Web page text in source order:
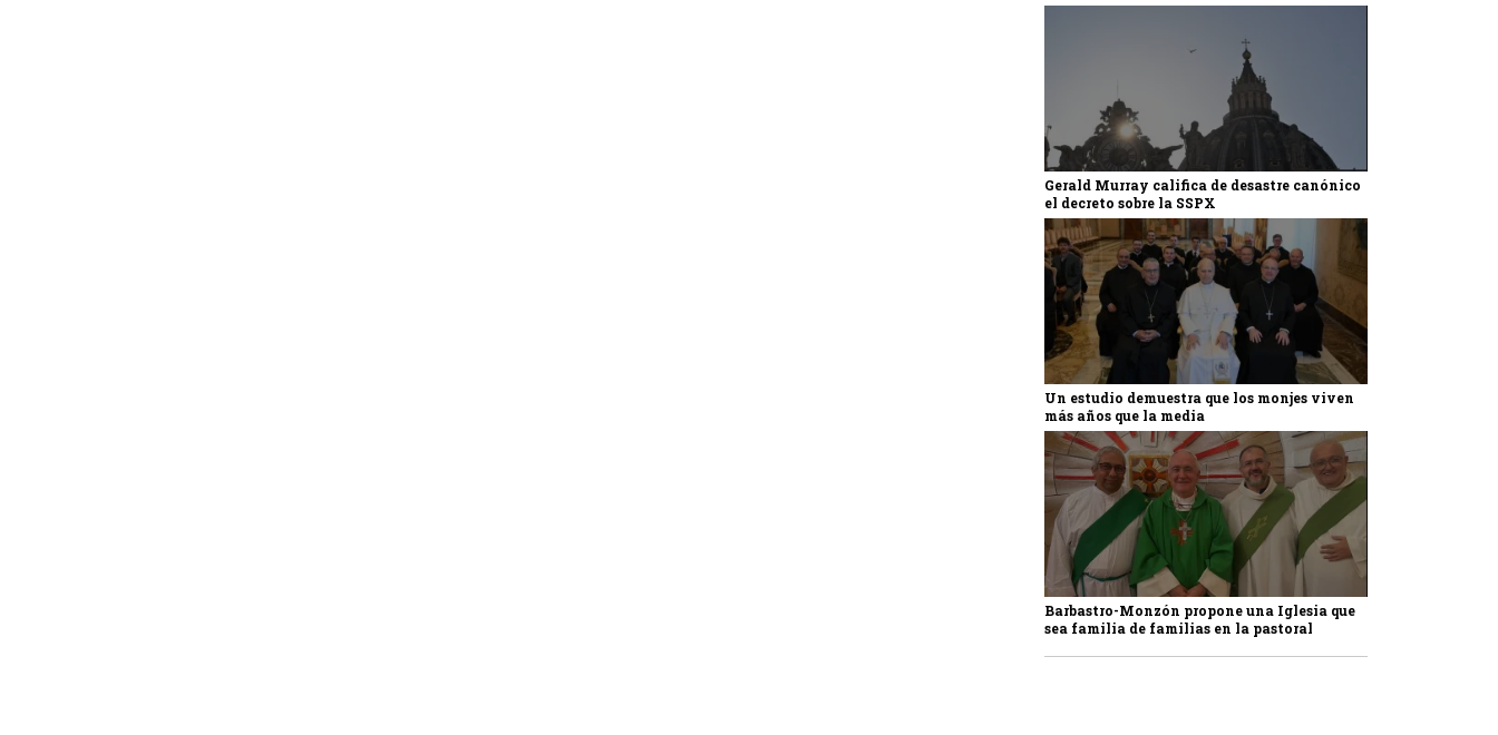
Gerald Murray califica de desastre canónico
el decreto sobre la SSPX
Un estudio demuestra que los monjes viven
más años que la media
Barbastro-Monzón propone una Iglesia que
sea familia de familias en la pastoral